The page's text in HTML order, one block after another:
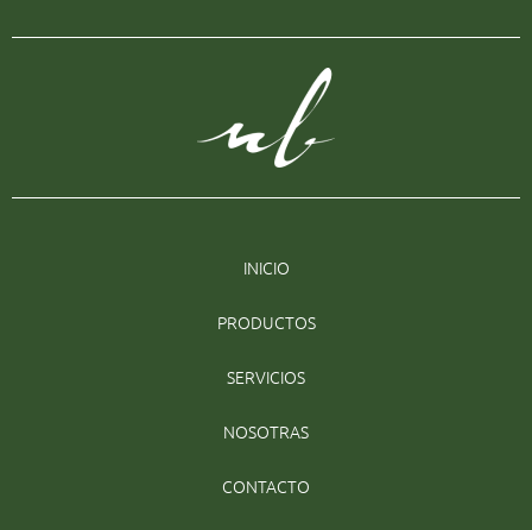
INICIO
PRODUCTOS
SERVICIOS
NOSOTRAS
CONTACTO